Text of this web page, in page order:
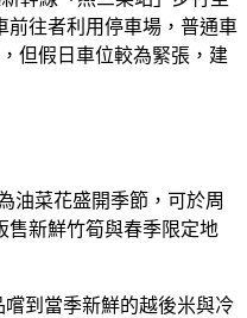
前往者利用停車場，普通車
但假日車位較為緊張，建
油菜花盛開季節，可於周
售新鮮竹筍與春季限定地
嚐到當季新鮮的越後米與冷